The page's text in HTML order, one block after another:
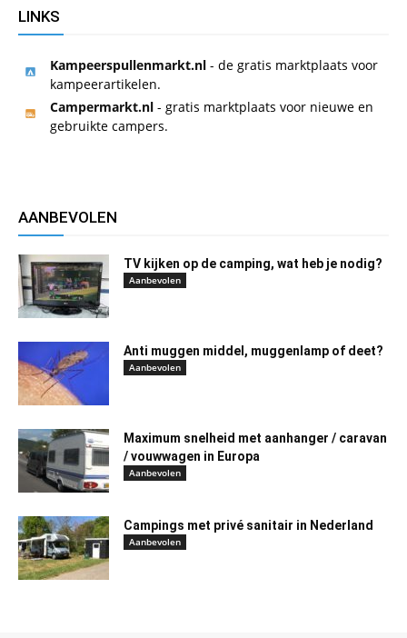
LINKS
Kampeerspullenmarkt.nl - de gratis marktplaats voor
kampeerartikelen.
Campermarkt.nl - gratis marktplaats voor nieuwe en
gebruikte campers.
AANBEVOLEN
TV kijken op de camping, wat heb je nodig?
Aanbevolen
Anti muggen middel, muggenlamp of deet?
Aanbevolen
Maximum snelheid met aanhanger / caravan
/ vouwwagen in Europa
Aanbevolen
Campings met privé sanitair in Nederland
Aanbevolen